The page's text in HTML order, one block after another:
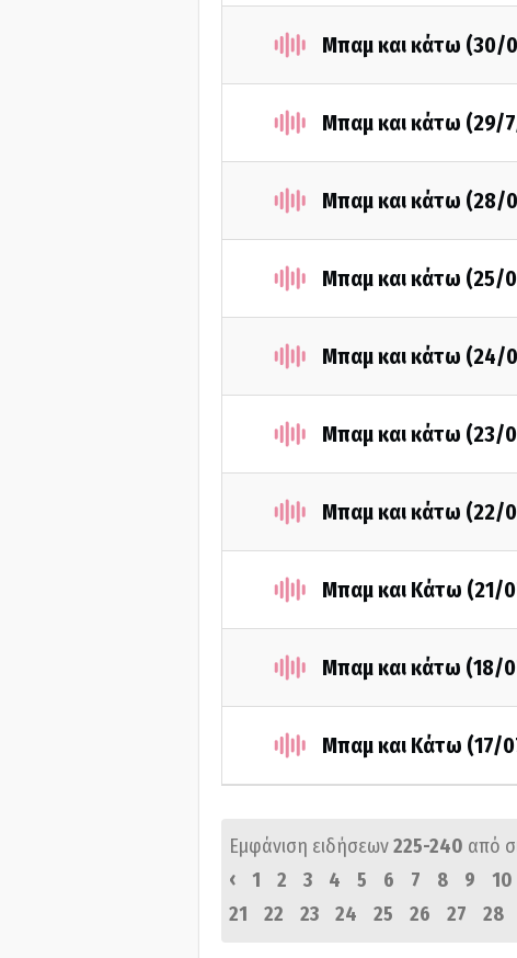
Μπαμ και κάτω (30/
Μπαμ και κάτω (29/
Μπαμ και κάτω (28/
Μπαμ και κάτω (25/
Μπαμ και κάτω (24/
Μπαμ και κάτω (23/
Μπαμ και κάτω (22/
Μπαμ και Κάτω (21/
Μπαμ και κάτω (18/
Μπαμ και Κάτω (17/
Εμφάνιση ειδήσεων225-240 από
‹
1 2 3 4 5 6 7 8 9 10
21
22 23 24 25 26 27 28